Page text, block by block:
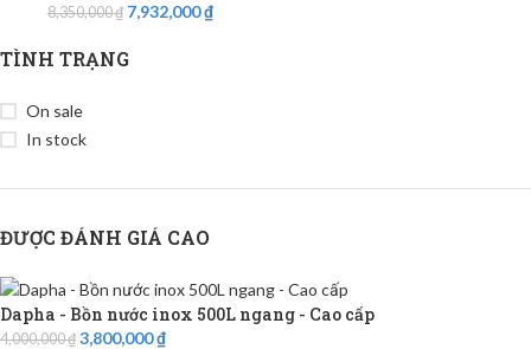
TÌNH TRẠNG
On sale
In stock
ĐƯỢC ĐÁNH GIÁ CAO
Dapha - Bồn nước inox 500L ngang - Cao cấp
4,000,000₫ 3,800,000₫
8,350,000₫ 7,932,000₫